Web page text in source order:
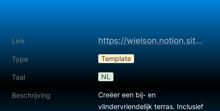
Link https://wielson.notion.site/Mijn-terras-24c5ef8caa54805580dbff9b4add2a03?source=copy_link
Type Template
Taal NL
Beschrijving
Creëer een bij- en
vlindervriendelijk terras. Inclusief